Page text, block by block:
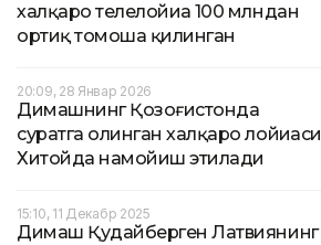
халқаро телелойиҳа 100 млндан
ортиқ томоша қилинган
20:09, 28 Январ 2026
Димашнинг Қозоғистонда
суратга олинган халқаро лойиҳаси
Хитойда намойиш этилади
15:10, 11 Декабр 2025
Димаш Қудайберген Латвиянинг